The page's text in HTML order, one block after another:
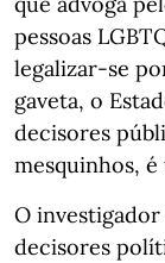
pessoas
legalizar-se
gaveta, o
decisores
mesquinhos,
O
decisores